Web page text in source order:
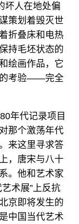
坏人在地处偏
策划着毁灭世
折叠床和电热
持毛坯状态的
绘画作品，它
的考验——完全
年代记录项目
那个激荡年代
来这里寻求答
，唐宋与八十
。他和艺术家
术展”上反抗
京即将发生的
中国当代艺术